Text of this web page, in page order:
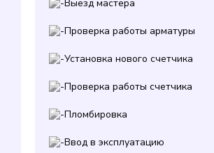
Выезд мастера
Проверка работы арматуры
Установка нового счетчика
Проверка работы счетчика
Пломбировка
Ввод в эксплуатацию